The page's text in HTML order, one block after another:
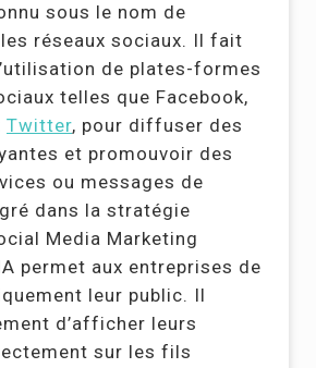
sous le nom de
réseaux sociaux. Il fait
de plates-formes
telles que Facebook,
Twitter, pour diffuser des
et promouvoir des
ou messages de
dans la stratégie
Media Marketing
permet aux entreprises de
leur public. Il
d’afficher leurs
sur les fils